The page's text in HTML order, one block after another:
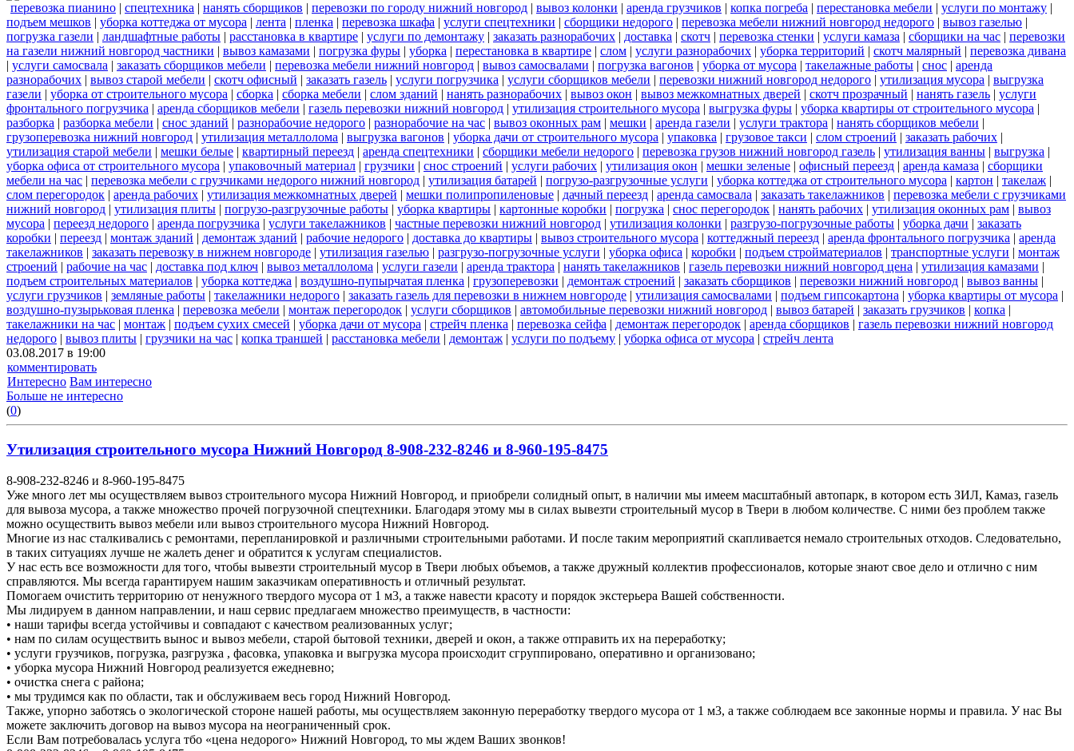
перевозка пианино | спецтехника | нанять сборщиков | перевозки по городу нижний новгород | вывоз колонки | аренда грузчиков | копка погреба | перестановка мебели | услуги по монтажу |
подъем мешков | уборка коттеджа от мусора | лента | пленка | перевозка шкафа | услуги спецтехники | сборщики недорого | перевозка мебели нижний новгород недорого | вывоз газелью |
погрузка газели | ландшафтные работы | расстановка в квартире | услуги по демонтажу | заказать разнорабочих | доставка | скотч | перевозка стенки | услуги камаза | сборщики на час | перевозки
на газели нижний новгород частники | вывоз камазами | погрузка фуры | уборка | перестановка в квартире | слом | услуги разнорабочих | уборка территорий | скотч малярный | перевозка дивана
| услуги самосвала | заказать сборщиков мебели | перевозка мебели нижний новгород | вывоз самосвалами | погрузка вагонов | уборка от мусора | такелажные работы | снос | аренда
разнорабочих | вывоз старой мебели | скотч офисный | заказать газель | услуги погрузчика | услуги сборщиков мебели | перевозки нижний новгород недорого | утилизация мусора | выгрузка
газели | уборка от строительного мусора | сборка | сборка мебели | слом зданий | нанять разнорабочих | вывоз окон | вывоз межкомнатных дверей | скотч прозрачный | нанять газель | услуги
фронтального погрузчика | аренда сборщиков мебели | газель перевозки нижний новгород | утилизация строительного мусора | выгрузка фуры | уборка квартиры от строительного мусора |
разборка | разборка мебели | снос зданий | разнорабочие недорого | разнорабочие на час | вывоз оконных рам | мешки | аренда газели | услуги трактора | нанять сборщиков мебели |
грузоперевозка нижний новгород | утилизация металлолома | выгрузка вагонов | уборка дачи от строительного мусора | упаковка | грузовое такси | слом строений | заказать рабочих |
утилизация старой мебели | мешки белые | квартирный переезд | аренда спецтехники | сборщики мебели недорого | перевозка грузов нижний новгород газель | утилизация ванны | выгрузка |
уборка офиса от строительного мусора | упаковочный материал | грузчики | снос строений | услуги рабочих | утилизация окон | мешки зеленые | офисный переезд | аренда камаза | сборщики
мебели на час | перевозка мебели с грузчиками недорого нижний новгород | утилизация батарей | погрузо-разгрузочные услуги | уборка коттеджа от строительного мусора | картон | такелаж |
слом перегородок | аренда рабочих | утилизация межкомнатных дверей | мешки полипропиленовые | дачный переезд | аренда самосвала | заказать такелажников | перевозка мебели с грузчиками
нижний новгород | утилизация плиты | погрузо-разгрузочные работы | уборка квартиры | картонные коробки | погрузка | снос перегородок | нанять рабочих | утилизация оконных рам | вывоз
мусора | переезд недорого | аренда погрузчика | услуги такелажников | частные перевозки нижний новгород | утилизация колонки | разгрузо-погрузочные работы | уборка дачи | заказать
коробки | переезд | монтаж зданий | демонтаж зданий | рабочие недорого | доставка до квартиры | вывоз строительного мусора | коттеджный переезд | аренда фронтального погрузчика | аренда
такелажников | заказать перевозку в нижнем новгороде | утилизация газелью | разгрузо-погрузочные услуги | уборка офиса | коробки | подъем стройматериалов | транспортные услуги | монтаж
строений | рабочие на час | доставка под ключ | вывоз металлолома | услуги газели | аренда трактора | нанять такелажников | газель перевозки нижний новгород цена | утилизация камазами |
подъем строительных материалов | уборка коттеджа | воздушно-пупырчатая пленка | грузоперевозки | демонтаж строений | заказать сборщиков | перевозки нижний новгород | вывоз ванны |
услуги грузчиков | земляные работы | такелажники недорого | заказать газель для перевозки в нижнем новгороде | утилизация самосвалами | подъем гипсокартона | уборка квартиры от мусора |
воздушно-пузырьковая пленка | перевозка мебели | монтаж перегородок | услуги сборщиков | автомобильные перевозки нижний новгород | вывоз батарей | заказать грузчиков | копка |
такелажники на час | монтаж | подъем сухих смесей | уборка дачи от мусора | стрейч пленка | перевозка сейфа | демонтаж перегородок | аренда сборщиков | газель перевозки нижний новгород
недорого | вывоз плиты | грузчики на час | копка траншей | расстановка мебели | демонтаж | услуги по подъему | уборка офиса от мусора | стрейч лента
03.08.2017 в 19:00
комментировать
Интересно Вам интересно
Больше не интересно
(0)
Утилизация строительного мусора Нижний Новгород 8-908-232-8246 и 8-960-195-8475
8-908-232-8246 и 8-960-195-8475
Уже много лет мы осуществляем вывоз строительного мусора Нижний Новгород, и приобрели солидный опыт, в наличии мы имеем масштабный автопарк, в котором есть ЗИЛ, Камаз, газель
для вывоза мусора, а также множество прочей погрузочной спецтехники. Благодаря этому мы в силах вывезти строительный мусор в Твери в любом количестве. С ними без проблем также
можно осуществить вывоз мебели или вывоз строительного мусора Нижний Новгород.
Многие из нас сталкивались с ремонтами, перепланировкой и различными строительными работами. И после таким мероприятий скапливается немало строительных отходов. Следовательно,
в таких ситуациях лучше не жалеть денег и обратится к услугам специалистов.
У нас есть все возможности для того, чтобы вывезти строительный мусор в Твери любых объемов, а также дружный коллектив профессионалов, которые знают свое дело и отлично с ним
справляются. Мы всегда гарантируем нашим заказчикам оперативность и отличный результат.
Помогаем очистить территорию от ненужного твердого мусора от 1 м3, а также навести красоту и порядок экстерьера Вашей собственности.
Мы лидируем в данном направлении, и наш сервис предлагаем множество преимуществ, в частности:
• наши тарифы всегда устойчивы и совпадают с качеством реализованных услуг;
• нам по силам осуществить вынос и вывоз мебели, старой бытовой техники, дверей и окон, а также отправить их на переработку;
• услуги грузчиков, погрузка, разгрузка , фасовка, упаковка и выгрузка мусора происходит сгруппировано, оперативно и организовано;
• уборка мусора Нижний Новгород реализуется ежедневно;
• очистка снега с района;
• мы трудимся как по области, так и обслуживаем весь город Нижний Новгород.
Также, упорно заботясь о экологической стороне нашей работы, мы осуществляем законную переработку твердого мусора от 1 м3, а также соблюдаем все законные нормы и правила. У нас Вы
можете заключить договор на вывоз мусора на неограниченный срок.
Если Вам потребовалась услуга тбо «цена недорого» Нижний Новгород, то мы ждем Ваших звонков!